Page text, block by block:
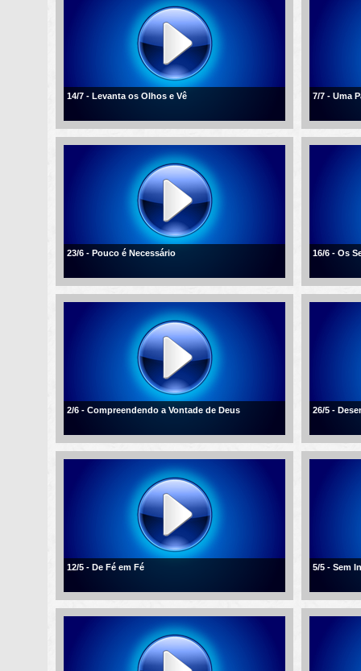
14/7 - Levanta os Olhos e Vê 7/7 - Uma
23/6 - Pouco é Necessário 16/6 - Os
2/6 - Compreendendo a Vontade de Deus 26/5 -
12/5 - De Fé em Fé 5/5 - Sem